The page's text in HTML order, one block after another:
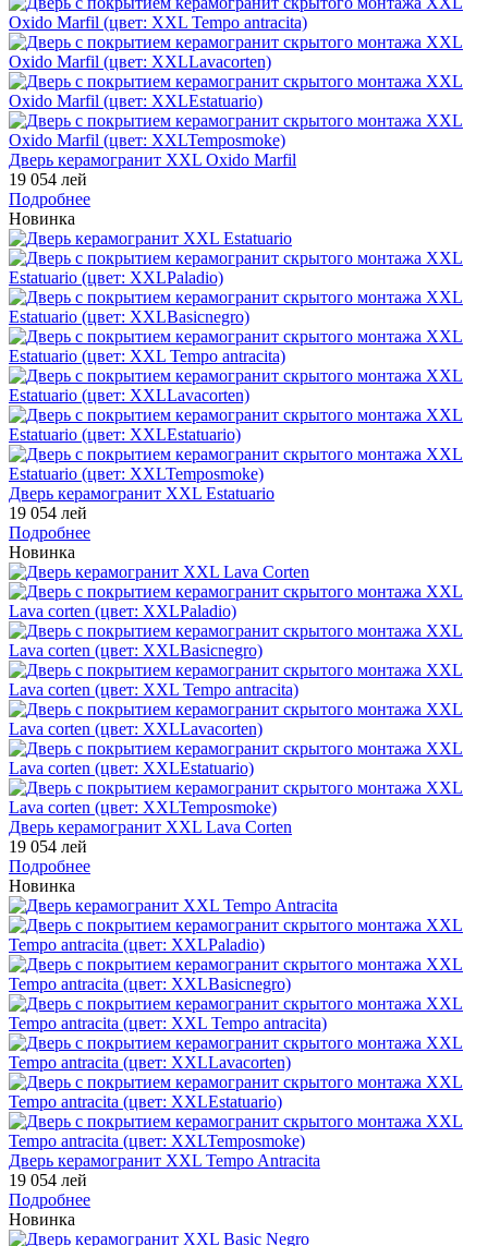
Дверь керамогранит XXL Oxido Marfil
19 054 лей
Подробнее
Новинка
Дверь керамогранит XXL Estatuario
19 054 лей
Подробнее
Новинка
Дверь керамогранит XXL Lava Corten
19 054 лей
Подробнее
Новинка
Дверь керамогранит XXL Tempo Antracita
19 054 лей
Подробнее
Новинка